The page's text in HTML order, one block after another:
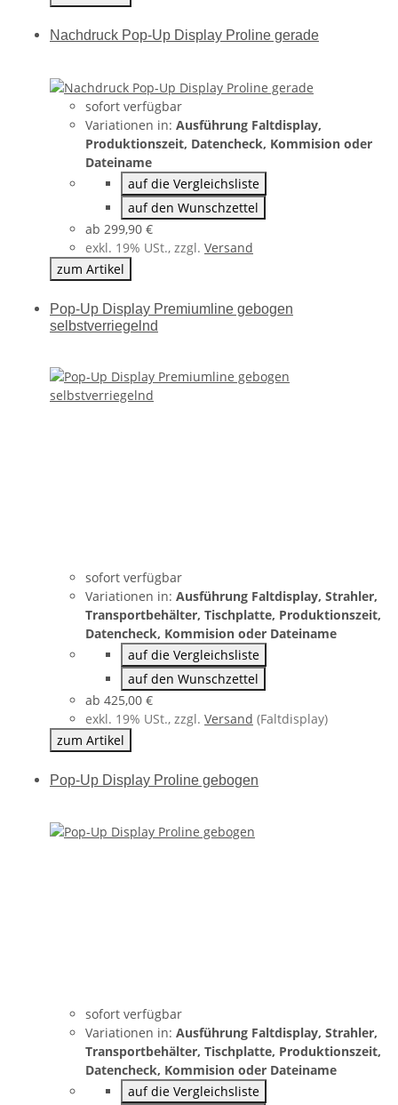
Nachdruck Pop-Up Display Proline gerade
sofort verfügbar
Variationen in: Ausführung Faltdisplay,
Produktionszeit, Datencheck, Kommision oder
Dateiname
auf die Vergleichsliste
auf den Wunschzettel
ab 299,90 €
exkl. 19% USt., zzgl. Versand
zum Artikel
Pop-Up Display Premiumline gebogen
selbstverriegelnd
sofort verfügbar
Variationen in: Ausführung Faltdisplay, Strahler,
Transportbehälter, Tischplatte, Produktionszeit,
Datencheck, Kommision oder Dateiname
auf die Vergleichsliste
auf den Wunschzettel
ab 425,00 €
exkl. 19% USt., zzgl. Versand (Faltdisplay)
zum Artikel
Pop-Up Display Proline gebogen
sofort verfügbar
Variationen in: Ausführung Faltdisplay, Strahler,
Transportbehälter, Tischplatte, Produktionszeit,
Datencheck, Kommision oder Dateiname
auf die Vergleichsliste